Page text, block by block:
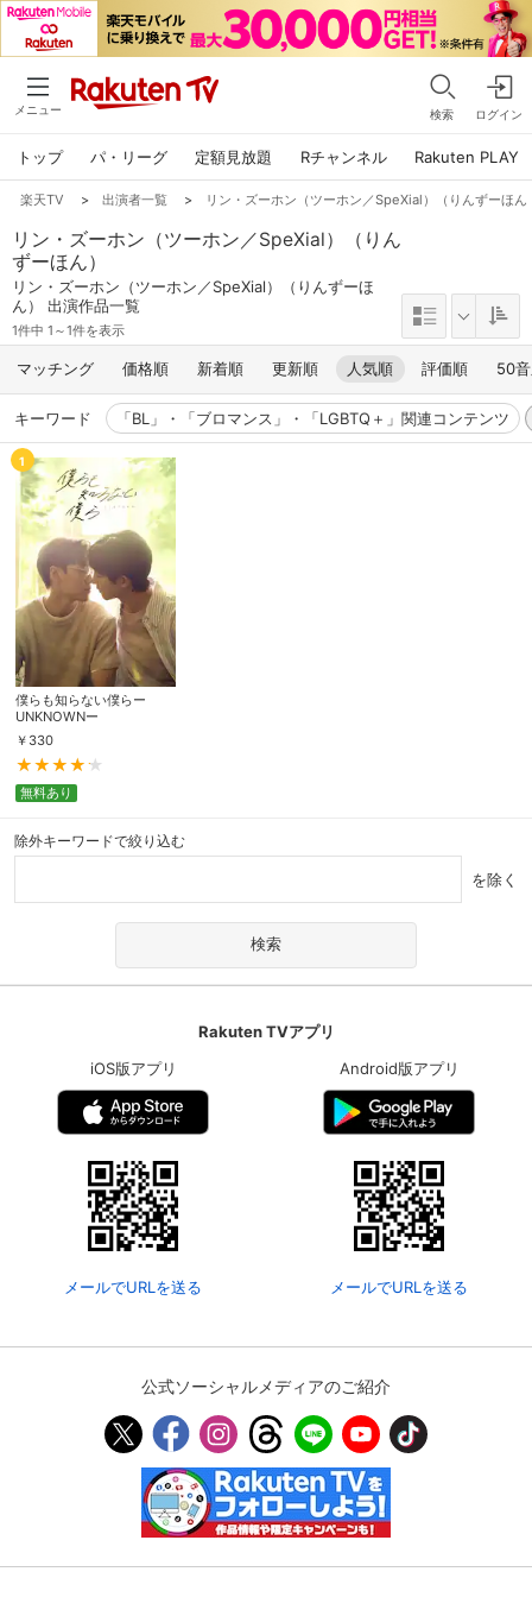
メニュー 検索 ログイン
トップ パ・リーグ 定額見放題 Rチャンネル Rakuten PLAY
楽天TV > 出演者一覧 > リン・ズーホン（ツーホン／SpeXial）（りんずーほん
リン・ズーホン（ツーホン／SpeXial）（りん
ずーほん）
リン・ズーホン（ツーホン／SpeXial）（りんずーほ
ん） 出演作品一覧
1件中 1～1件を表示
マッチング 価格順 新着順 更新順 人気順 評価順 50
キーワード 「BL」・「ブロマンス」・「LGBTQ＋」関連コンテンツ
1
僕らも知らない僕らー
UNKNOWNー
￥ 330
無料あり
除外キーワードで絞り込む
を除く
Rakuten TVアプリ
iOS版アプリ
メールでURLを送る
Android版アプリ
メールでURLを送る
公式ソーシャルメディアのご紹介